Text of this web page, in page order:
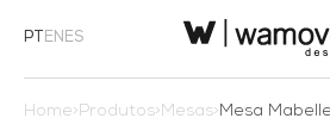
PT EN ES
Home>Produtos>Mesas>Mesa